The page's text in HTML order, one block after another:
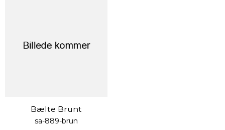
Bælte Brunt
sa-889-brun